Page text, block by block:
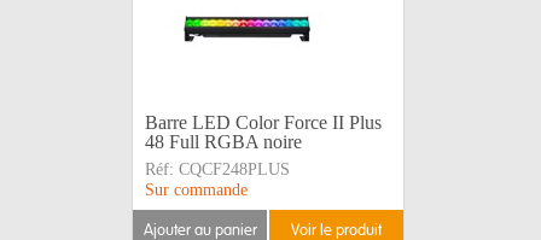
Barre LED Color Force II Plus
48 Full RGBA noire
Réf: CQCF248PLUS
Sur commande
ajouter au panier voir le produit